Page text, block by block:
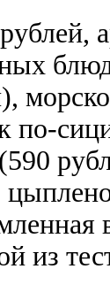
по-
из